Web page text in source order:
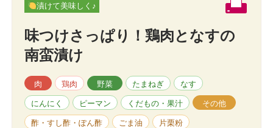
漬けて美味しく♪
味つけさっぱり！鶏肉となすの
南蛮漬け
肉 鶏肉 野菜 たまねぎ なす
にんにく ピーマン くだもの・果汁 その他
酢・すし酢・ぽん酢 ごま油 片栗粉